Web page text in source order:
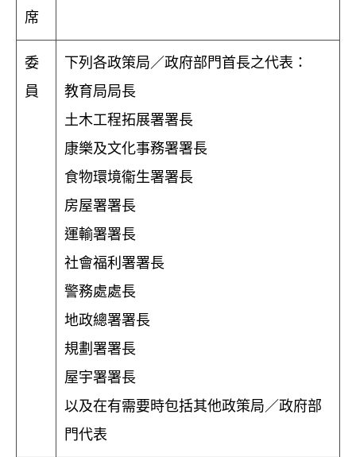
席
委
員
下列各政策局／政府部門首長之代表：
教育局局長
土木工程拓展署署長
康樂及文化事務署署長
食物環境衞生署署長
房屋署署長
運輸署署長
社會福利署署長
警務處處長
地政總署署長
規劃署署長
屋宇署署長
以及在有需要時包括其他政策局／政府部
門代表